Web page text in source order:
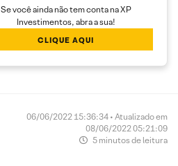
Se você ainda não tem conta na XP
Investimentos, abra a sua!
CLIQUE AQUI
06/06/2022 15:36:34 • Atualizado em
08/06/2022 05:21:09
5 minutos de leitura